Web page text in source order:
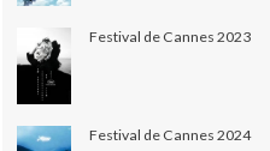
Festival de Cannes 2023
Festival de Cannes 2024